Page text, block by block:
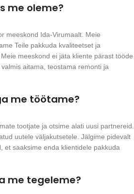
me oleme?
meeskond Ida-Virumaalt. Meie
Teile pakkuda kvaliteetset ja
meeskond ei jäta kliente pärast tööde
aitama, teostama remonti ja
me töötame?
tootjate ja otsime alati uusi partnereid.
uutele väljakutsetele. Jälgime pidevalt
et saaksime enda klientidele pakkuda
me tegeleme?